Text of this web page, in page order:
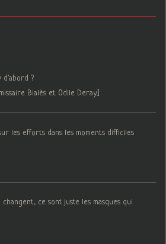
d'abord ?
Bialès et Odile Deray.]
les efforts dans les moments difficiles
ce sont juste les masques qui